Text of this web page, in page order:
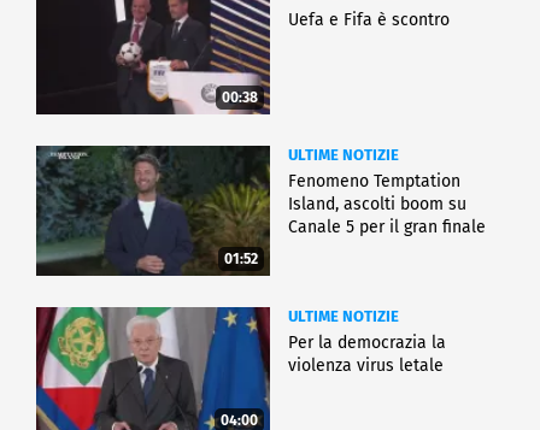
00:38
Uefa e Fifa è scontro
01:52
ULTIME NOTIZIE
Fenomeno Temptation
Island, ascolti boom su
Canale 5 per il gran finale
04:00
ULTIME NOTIZIE
Per la democrazia la
violenza virus letale